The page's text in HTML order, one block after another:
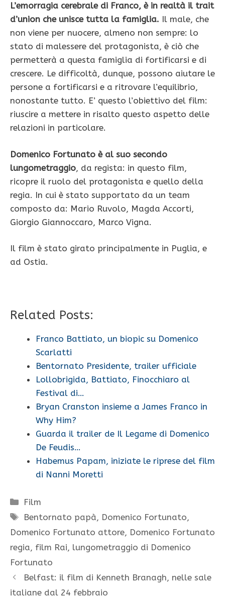
L’emorragia cerebrale di Franco, è in realtà il trait
d’union che unisce tutta la famiglia. Il male, che
non viene per nuocere, almeno non sempre: lo
stato di malessere del protagonista, è ciò che
permetterà a questa famiglia di fortificarsi e di
crescere. Le difficoltà, dunque, possono aiutare le
persone a fortificarsi e a ritrovare l’equilibrio,
nonostante tutto. E’ questo l’obiettivo del film:
riuscire a mettere in risalto questo aspetto delle
relazioni in particolare.
Domenico Fortunato è al suo secondo
lungometraggio, da regista: in questo film,
ricopre il ruolo del protagonista e quello della
regia. In cui è stato supportato da un team
composto da: Mario Ruvolo, Magda Accorti,
Giorgio Giannoccaro, Marco Vigna.
Il film è stato girato principalmente in Puglia, e
ad Ostia.
Related Posts:
Franco Battiato, un biopic su Domenico
Scarlatti
Bentornato Presidente, trailer ufficiale
Lollobrigida, Battiato, Finocchiaro al
Festival di…
Bryan Cranston insieme a James Franco in
Why Him?
Guarda il trailer de Il Legame di Domenico
De Feudis…
Habemus Papam, iniziate le riprese del film
di Nanni Moretti
Categorie
Film
Tag
Bentornato papà, Domenico Fortunato,
Domenico Fortunato attore, Domenico Fortunato
regia, film Rai, lungometraggio di Domenico
Fortunato
Belfast: il film di Kenneth Branagh, nelle sale
italiane dal 24 febbraio